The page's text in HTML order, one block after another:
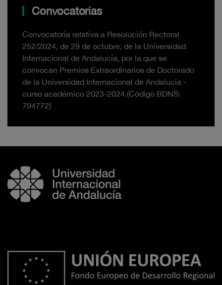
Convocatorias
Convocatoria relativa a Resolución Rectoral
252/2024, de 29 de octubre, de la Universidad
Internacional de Andalucía, por la que se
convocan Premios Extraordinarios de Doctorado
de la Universidad Internacional de Andalucía -
curso académico 2023-2024.(Código BDNS:
794772)